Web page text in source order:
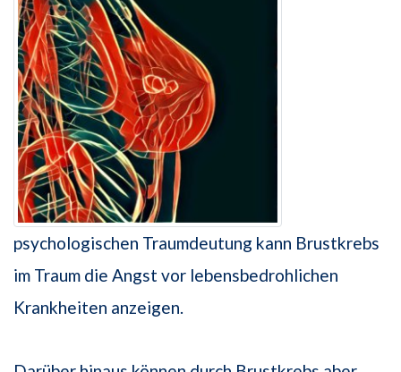
psychologischen Traumdeutung kann Brustkrebs
im Traum die Angst vor lebensbedrohlichen
Krankheiten anzeigen.